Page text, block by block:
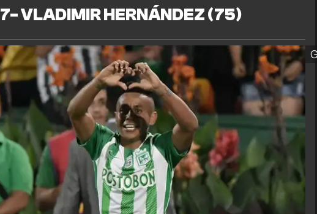
7- VLADIMIR HERNÁNDEZ (75)